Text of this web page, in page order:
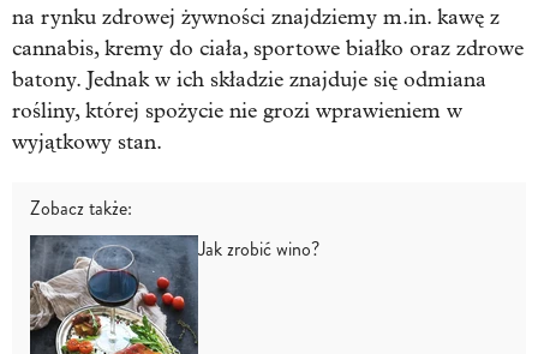
na rynku zdrowej żywności znajdziemy m.in. kawę z
cannabis, kremy do ciała, sportowe białko oraz zdrowe
batony. Jednak w ich składzie znajduje się odmiana
rośliny, której spożycie nie grozi wprawieniem w
wyjątkowy stan.
Zobacz także:
Jak zrobić wino?